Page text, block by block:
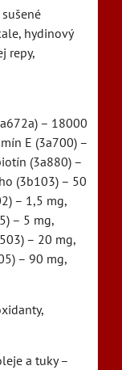
hydinový
repy,
– 18000
E (3a700) –
(3a880) –
(3b103) – 50
– 1,5 mg,
– 5 mg,
– 20 mg,
– 90 mg,
a tuky –